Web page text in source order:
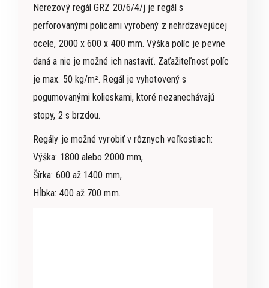
Nerezový regál GRZ 20/6/4/j je regál s
perforovanými policami vyrobený z nehrdzavejúcej
ocele, 2000 x 600 x 400 mm. Výška políc je pevne
daná a nie je možné ich nastaviť. Zaťažiteľnosť políc
je max. 50 kg/m². Regál je vyhotovený s
pogumovanými kolieskami, ktoré nezanechávajú
stopy, 2 s brzdou.
Regály je možné vyrobiť v rôznych veľkostiach:
Výška: 1800 alebo 2000 mm,
Šírka: 600 až 1400 mm,
Hĺbka: 400 až 700 mm.